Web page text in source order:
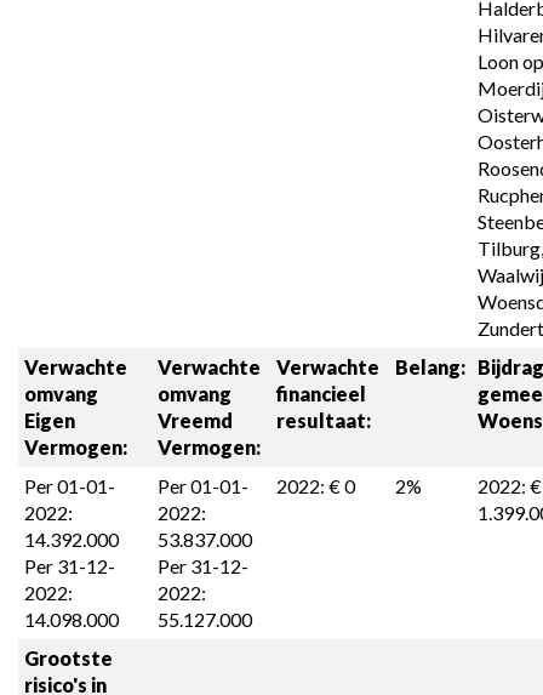
Loon
Tilburg,
Verwachte
omvang
Eigen
Vermogen:
Verwachte
omvang
Vreemd
Vermogen:
Verwachte
financieel
resultaat:
Belang:
Per 01-01-
2022:
14.392.000
Per 31-12-
2022:
14.098.000
Per 01-01-
2022:
53.837.000
Per 31-12-
2022:
55.127.000
2022: € 0 2%
2022: €
Grootste
risico's in